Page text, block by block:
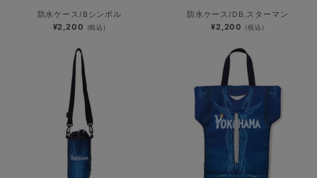
防水ケース/Bシンボル
¥2,200 (税込)
防水ケース/DB.スターマン
¥2,200 (税込)